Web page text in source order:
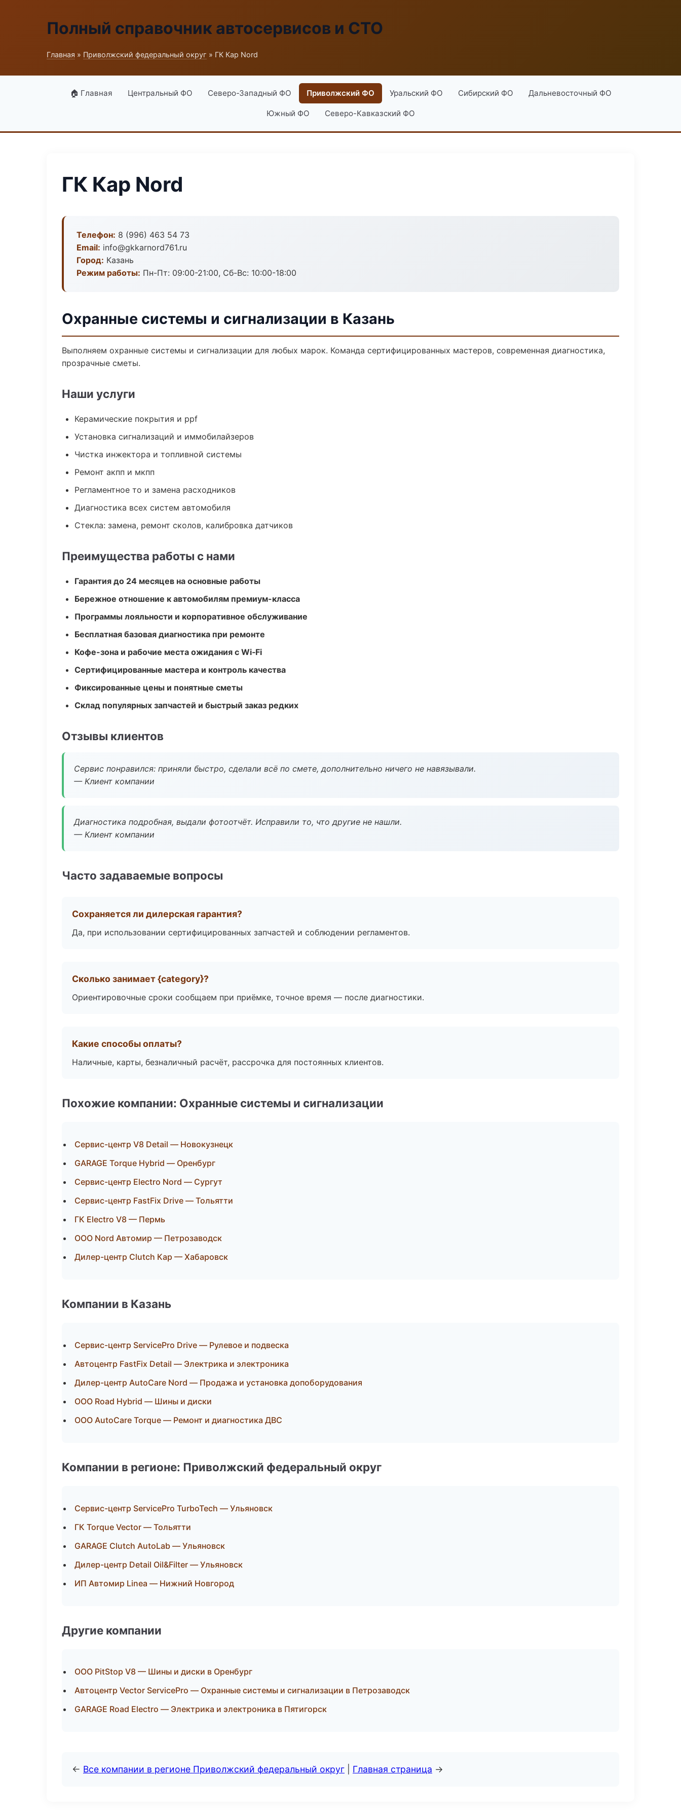
Полный справочник автосервисов и СТО
Главная » Приволжский федеральный округ » ГК Кар Nord
🏠 Главная Центральный ФО Северо-Западный ФО Приволжский ФО Уральский ФО Сибирский ФО Дальневосточный ФО
Южный ФО Северо-Кавказский ФО
ГК Кар Nord
Телефон: 8 (996) 463 54 73
Email: info@gkkarnord761.ru
Город: Казань
Режим работы: Пн-Пт: 09:00-21:00, Сб-Вс: 10:00-18:00
Охранные системы и сигнализации в Казань
Выполняем охранные системы и сигнализации для любых марок. Команда сертифицированных мастеров, современная диагностика,
прозрачные сметы.
Наши услуги
Керамические покрытия и ppf
Установка сигнализаций и иммобилайзеров
Чистка инжектора и топливной системы
Ремонт акпп и мкпп
Регламентное то и замена расходников
Диагностика всех систем автомобиля
Стекла: замена, ремонт сколов, калибровка датчиков
Преимущества работы с нами
Гарантия до 24 месяцев на основные работы
Бережное отношение к автомобилям премиум-класса
Программы лояльности и корпоративное обслуживание
Бесплатная базовая диагностика при ремонте
Кофе-зона и рабочие места ожидания с Wi‑Fi
Сертифицированные мастера и контроль качества
Фиксированные цены и понятные сметы
Склад популярных запчастей и быстрый заказ редких
Отзывы клиентов
Сервис понравился: приняли быстро, сделали всё по смете, дополнительно ничего не навязывали.
— Клиент компании
Диагностика подробная, выдали фотоотчёт. Исправили то, что другие не нашли.
— Клиент компании
Часто задаваемые вопросы
Сохраняется ли дилерская гарантия?
Да, при использовании сертифицированных запчастей и соблюдении регламентов.
Сколько занимает {category}?
Ориентировочные сроки сообщаем при приёмке, точное время — после диагностики.
Какие способы оплаты?
Наличные, карты, безналичный расчёт, рассрочка для постоянных клиентов.
Похожие компании: Охранные системы и сигнализации
Сервис-центр V8 Detail — Новокузнецк
GARAGE Torque Hybrid — Оренбург
Сервис-центр Electro Nord — Сургут
Сервис-центр FastFix Drive — Тольятти
ГК Electro V8 — Пермь
ООО Nord Автомир — Петрозаводск
Дилер-центр Clutch Кар — Хабаровск
Компании в Казань
Сервис-центр ServicePro Drive — Рулевое и подвеска
Автоцентр FastFix Detail — Электрика и электроника
Дилер-центр AutoCare Nord — Продажа и установка допоборудования
ООО Road Hybrid — Шины и диски
ООО AutoCare Torque — Ремонт и диагностика ДВС
Компании в регионе: Приволжский федеральный округ
Сервис-центр ServicePro TurboTech — Ульяновск
ГК Torque Vector — Тольятти
GARAGE Clutch AutoLab — Ульяновск
Дилер-центр Detail Oil&Filter — Ульяновск
ИП Автомир Linea — Нижний Новгород
Другие компании
ООО PitStop V8 — Шины и диски в Оренбург
Автоцентр Vector ServicePro — Охранные системы и сигнализации в Петрозаводск
GARAGE Road Electro — Электрика и электроника в Пятигорск
← Все компании в регионе Приволжский федеральный округ Главная страница →